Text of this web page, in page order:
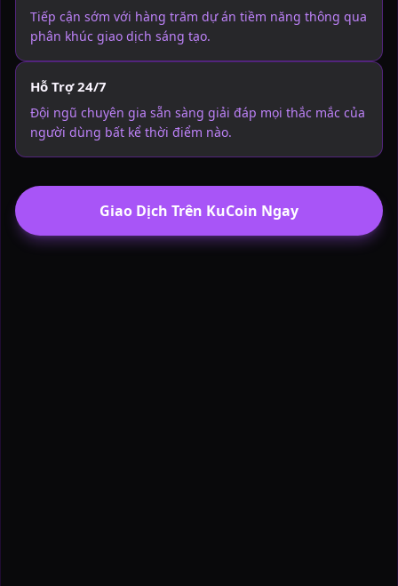
Tiếp cận sớm với hàng trăm dự án tiềm năng thông qua
phân khúc giao dịch sáng tạo.
Hỗ Trợ 24/7
Đội ngũ chuyên gia sẵn sàng giải đáp mọi thắc mắc của
người dùng bất kể thời điểm nào.
Giao Dịch Trên KuCoin Ngay